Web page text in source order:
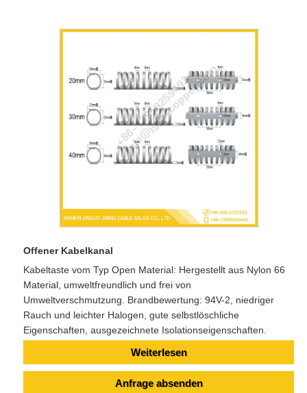
Offener Kabelkanal
Kabeltaste vom Typ Open Material: Hergestellt aus Nylon 66
Material, umweltfreundlich und frei von
Umweltverschmutzung. Brandbewertung: 94V-2, niedriger
Rauch und leichter Halogen, gute selbstlöschliche
Eigenschaften, ausgezeichnete Isolationseigenschaften.
Weiterlesen
Anfrage absenden